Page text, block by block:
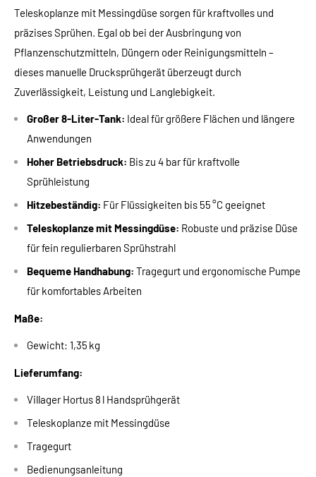
Teleskoplanze mit Messingdüse sorgen für kraftvolles und
präzises Sprühen. Egal ob bei der Ausbringung von
Pflanzenschutzmitteln, Düngern oder Reinigungsmitteln –
dieses manuelle Drucksprühgerät überzeugt durch
Zuverlässigkeit, Leistung und Langlebigkeit.
Großer 8-Liter-Tank: Ideal für größere Flächen und längere
Anwendungen
Hoher Betriebsdruck: Bis zu 4 bar für kraftvolle
Sprühleistung
Hitzebeständig: Für Flüssigkeiten bis 55 °C geeignet
Teleskoplanze mit Messingdüse: Robuste und präzise Düse
für fein regulierbaren Sprühstrahl
Bequeme Handhabung: Tragegurt und ergonomische Pumpe
für komfortables Arbeiten
Maße:
Gewicht: 1,35 kg
Lieferumfang:
Villager Hortus 8 l Handsprühgerät
Teleskoplanze mit Messingdüse
Tragegurt
Bedienungsanleitung